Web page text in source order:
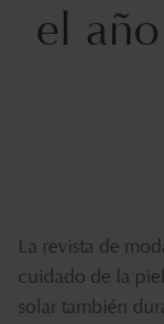
el
La revista de
cuidado de la
solar también